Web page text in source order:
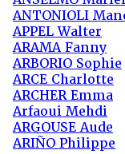
ANTONIOLI
APPEL Walter
ARAMA Fanny
ARBORIO Sophie
ARCE Charlotte
ARCHER Emma
Arfaoui Mehdi
ARGOUSE Aude
ARIÑO Philippe